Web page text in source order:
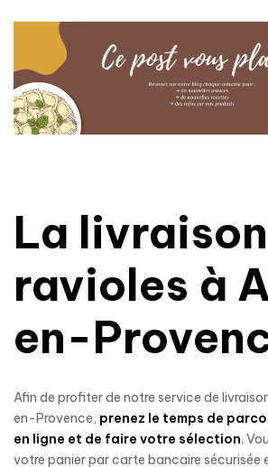
La
ravioles à
en-
Afin de profiter de notre service de
en-Provence, prenez le temps de
en ligne et de faire votre sélection.
votre panier par carte bancaire sécurisée